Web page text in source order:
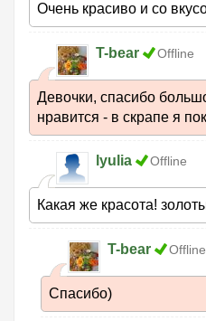
Очень красиво и со
T-bear Offline
Девочки, спасибо
нравится - в скрапе я
lyulia Offline
Какая же красота!
T-bear Offline
Спасибо)